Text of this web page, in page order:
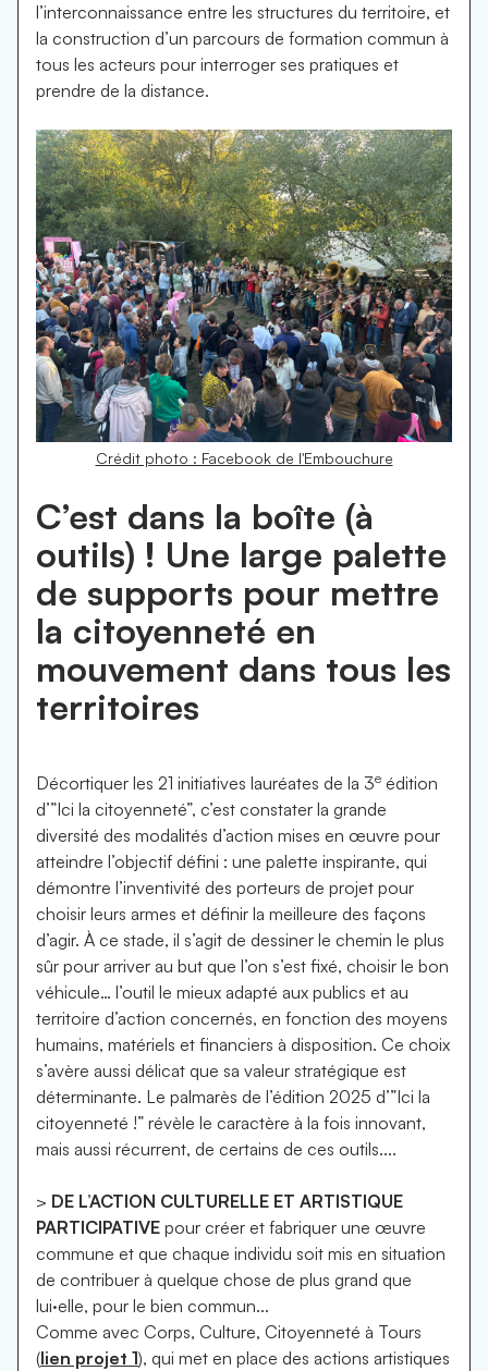
l’interconnaissance entre les structures du territoire, et
la construction d’un parcours de formation commun à
tous les acteurs pour interroger ses pratiques et
prendre de la distance.
Crédit photo : Facebook de l'Embouchure
C’est dans la boîte (à
outils) ! Une large palette
de supports pour mettre
la citoyenneté en
mouvement dans tous les
territoires
Décortiquer les 21 initiatives lauréates de la 3e édition
d’”Ici la citoyenneté”, c’est constater la grande
diversité des modalités d’action mises en œuvre pour
atteindre l’objectif défini : une palette inspirante, qui
démontre l’inventivité des porteurs de projet pour
choisir leurs armes et définir la meilleure des façons
d’agir. À ce stade, il s’agit de dessiner le chemin le plus
sûr pour arriver au but que l’on s’est fixé, choisir le bon
véhicule… l’outil le mieux adapté aux publics et au
territoire d’action concernés, en fonction des moyens
humains, matériels et financiers à disposition. Ce choix
s’avère aussi délicat que sa valeur stratégique est
déterminante. Le palmarès de l’édition 2025 d’”Ici la
citoyenneté !” révèle le caractère à la fois innovant,
mais aussi récurrent, de certains de ces outils....
> DE L’ACTION CULTURELLE ET ARTISTIQUE
PARTICIPATIVE pour créer et fabriquer une œuvre
commune et que chaque individu soit mis en situation
de contribuer à quelque chose de plus grand que
lui·elle, pour le bien commun...
Comme avec Corps, Culture, Citoyenneté à Tours
(lien projet 1), qui met en place des actions artistiques